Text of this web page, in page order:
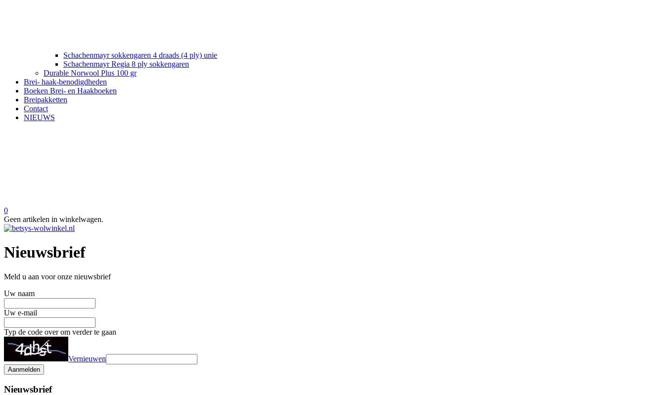
Schachenmayr sokkengaren 4 draads (4 ply) unie
Schachenmayr Regia 8 ply sokkengaren
Durable Norwool Plus 100 gr
Brei- haak-benodigdheden
Boeken Brei- en Haakboeken
Breipakketten
Contact
NIEUWS
0
Geen artikelen in winkelwagen.
Nieuwsbrief
Meld u aan voor onze nieuwsbrief
Uw naam
Uw e-mail
Typ de code over om verder te gaan
Vernieuwen
Aanmelden
Nieuwsbrief